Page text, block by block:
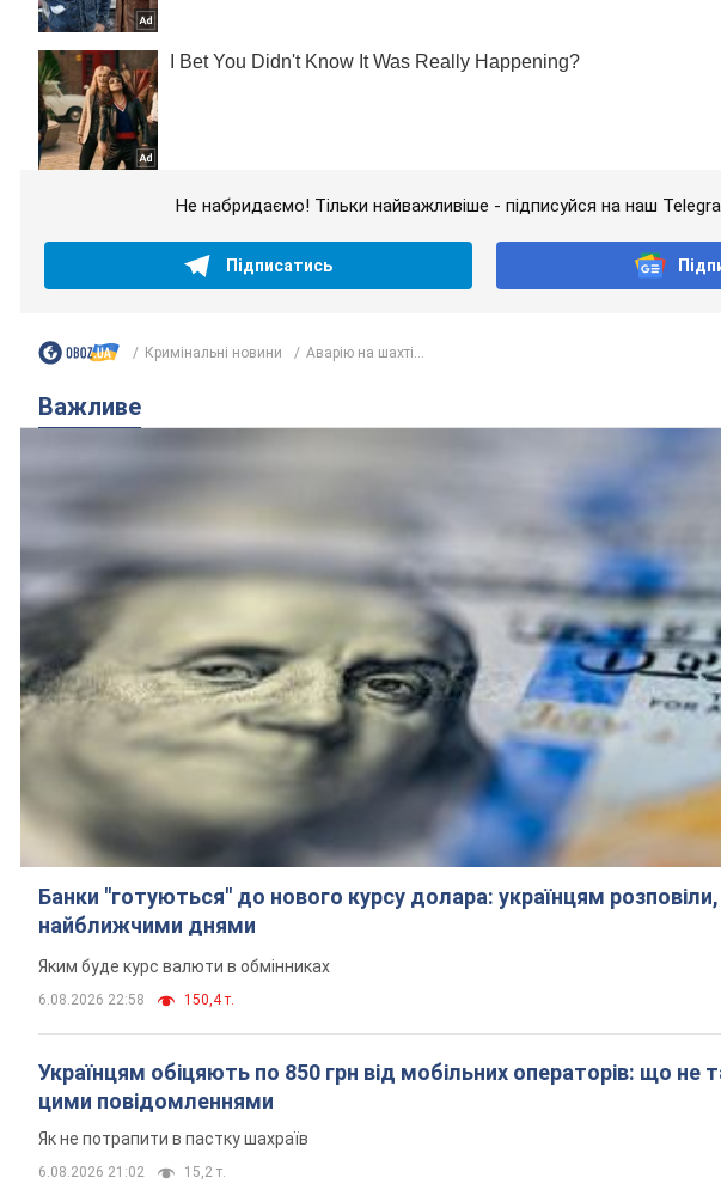
Не набридаємо! Тільки найважливіше - підписуйся на наш
Підписатись
Кримінальні новини Аварію на шахті...
Важливе
Банки "готуються" до нового курсу долара: українцям розповіли,
найближчими днями
Яким буде курс валюти в обмінниках
6.08.2026 22:58 150,4 т.
Українцям обіцяють по 850 грн від мобільних операторів: що не
цими повідомленнями
Як не потрапити в пастку шахраїв
6.08.2026 21:02 15,2 т.